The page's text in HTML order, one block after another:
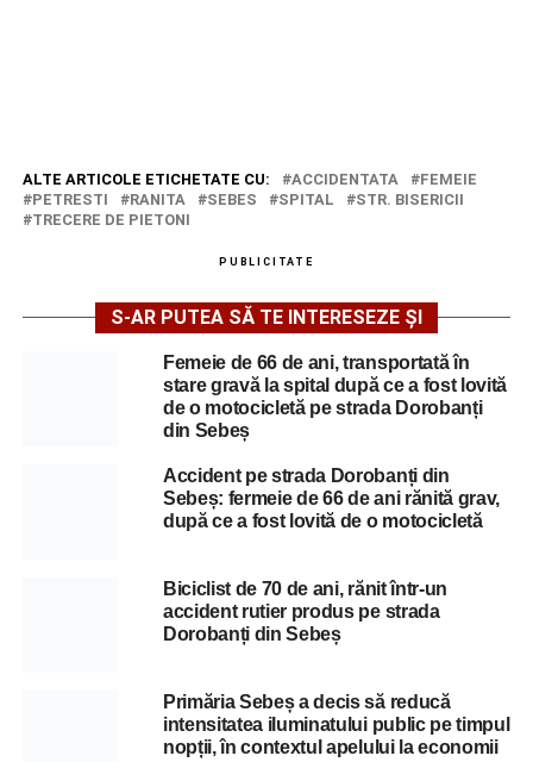
ALTE ARTICOLE ETICHETATE CU: ACCIDENTATA
FEMEIE
PETRESTI
RANITA SEBES SPITAL
STR. BISERICII
TRECERE DE PIETONI
PUBLICITATE
S-AR PUTEA SĂ TE INTERESEZE ȘI
Femeie de 66 de ani, transportată în
stare gravă la spital după ce a fost lovită
de o motocicletă pe strada Dorobanți
din Sebeș
Accident pe strada Dorobanți din
Sebeș: fermeie de 66 de ani rănită grav,
după ce a fost lovită de o motocicletă
Biciclist de 70 de ani, rănit într-un
accident rutier produs pe strada
Dorobanți din Sebeș
Primăria Sebeș a decis să reducă
intensitatea iluminatului public pe timpul
nopții, în contextul apelului la economii